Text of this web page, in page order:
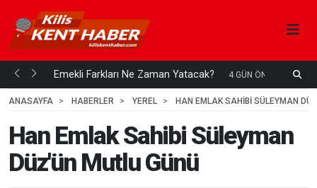
mi... Emekli Farkları Ne Zaman Yatacak? 4 GÜN ÖNCE
ANASAYFA
HABERLER YEREL HAN EMLAK SAHIBI SÜLEYMAN
Han Emlak Sahibi Süleyman
Düz'ün Mutlu Günü